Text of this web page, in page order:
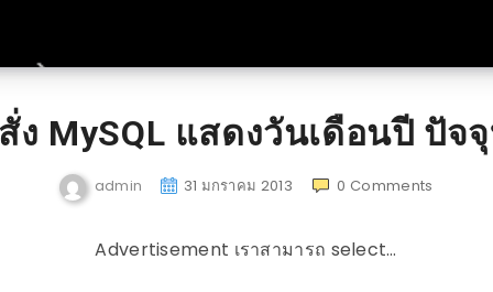
ง MySQL แสดงวันเดือนปี ปัจ
admin 31 มกราคม 2013 0 Comments
Advertisement เราสามารถ select…